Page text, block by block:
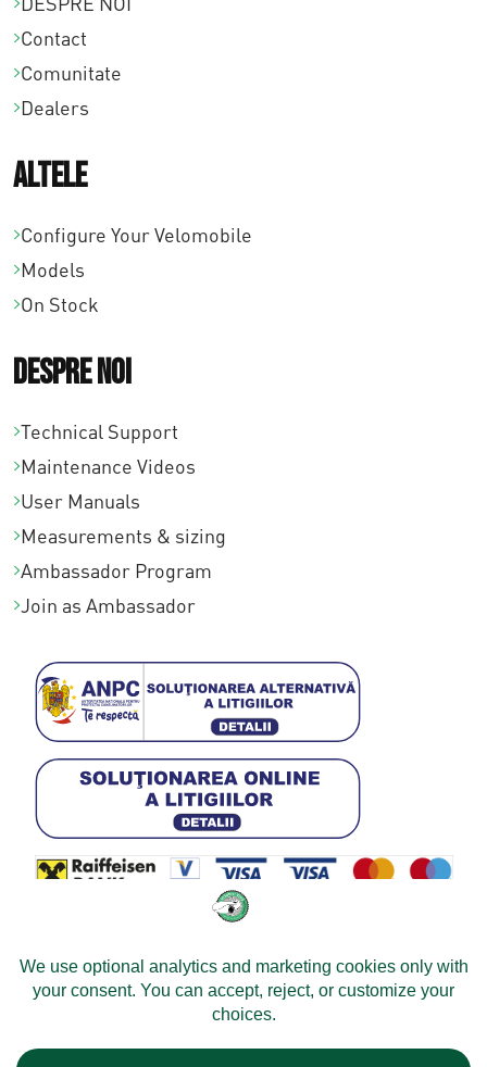
Contact
Comunitate
Dealers
Altele
Configure Your Velomobile
Models
On Stock
Despre noi
Technical Support
Maintenance Videos
User Manuals
Measurements & sizing
Ambassador Program
Join as Ambassador